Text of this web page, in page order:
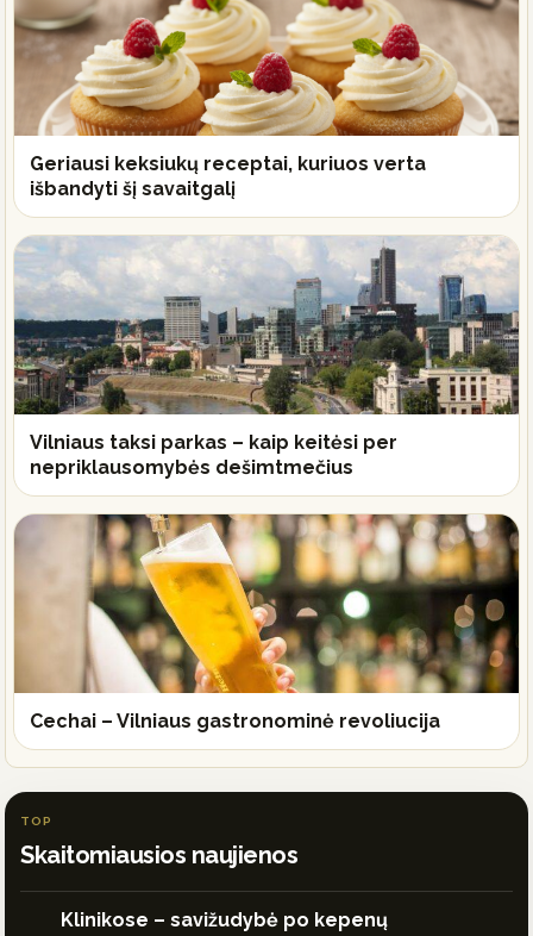
Geriausi keksiukų receptai, kuriuos verta
išbandyti šį savaitgalį
Vilniaus taksi parkas – kaip keitėsi per
nepriklausomybės dešimtmečius
Cechai – Vilniaus gastronominė revoliucija
TOP
Skaitomiausios naujienos
Klinikose – savižudybė po kepenų